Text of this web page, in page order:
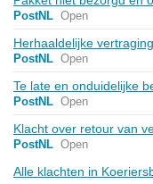
PostNL Open
Herhaaldelijke
PostNL Open
Te late en onduidelijke
PostNL Open
Klacht over retour van
PostNL Open
Alle klachten in